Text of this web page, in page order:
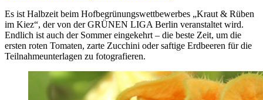
Es ist Halbzeit beim Hofbegrünungswettbewerbes „Kraut & Rüben
im Kiez“, der von der GRÜNEN LIGA Berlin veranstaltet wird.
Endlich ist auch der Sommer eingekehrt – die beste Zeit, um die
ersten roten Tomaten, zarte Zucchini oder saftige Erdbeeren für die
Teilnahmeunterlagen zu fotografieren.